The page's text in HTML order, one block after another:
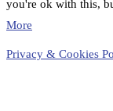
you're ok with this,
More
Privacy & Cookies